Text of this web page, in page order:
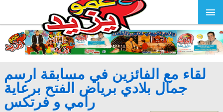
لقاء مع الفائزين في مسابقة ارسم
جمال بلادي برياض الفتح برعاية
رامي و فرتكس